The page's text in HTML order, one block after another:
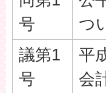
号
つ
議第1
号
平
会